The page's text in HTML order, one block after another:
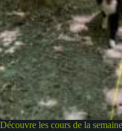
Découvre les cours de la